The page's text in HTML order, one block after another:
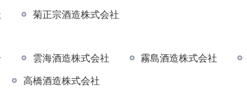
菊正宗酒造株式会社
雲海酒造株式会社 霧島酒造株式会社
高橋酒造株式会社